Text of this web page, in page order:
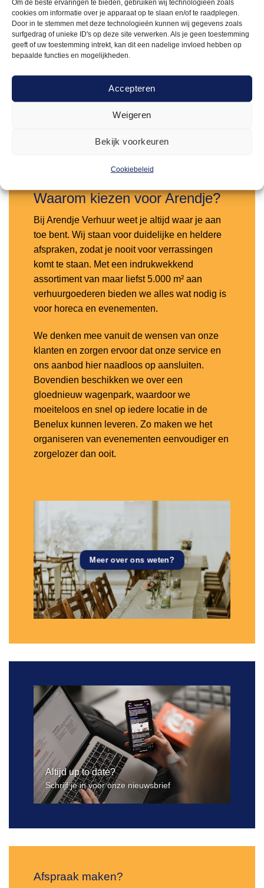
Om de beste ervaringen te bieden, gebruiken wij technologieën zoals
cookies om informatie over je apparaat op te slaan en/of te raadplegen.
Door in te stemmen met deze technologieën kunnen wij gegevens zoals
surfgedrag of unieke ID's op deze site verwerken. Als je geen toestemming
geeft of uw toestemming intrekt, kan dit een nadelige invloed hebben op
bepaalde functies en mogelijkheden.
Accepteren
Weigeren
Bekijk voorkeuren
Cookiebeleid
BARKOELINGEN
Gamko koelkast met twee deuren en
Offerte aanvragen
Waarom kiezen voor Arendje?
Bij Arendje Verhuur weet je altijd waar je aan
toe bent. Wij staan voor duidelijke en heldere
afspraken, zodat je nooit voor verrassingen
komt te staan. Met een indrukwekkend
assortiment van maar liefst 5.000 m² aan
verhuurgoederen bieden we alles wat nodig is
voor horeca en evenementen.
We denken mee vanuit de wensen van onze
klanten en zorgen ervoor dat onze service en
ons aanbod hier naadloos op aansluiten.
Bovendien beschikken we over een
gloednieuw wagenpark, waardoor we
moeiteloos en snel op iedere locatie in de
Benelux kunnen leveren. Zo maken we het
organiseren van evenementen eenvoudiger en
zorgelozer dan ooit.
Meer over ons weten?
Altijd up to date?
Schrijf je in voor onze nieuwsbrief
Afspraak maken?